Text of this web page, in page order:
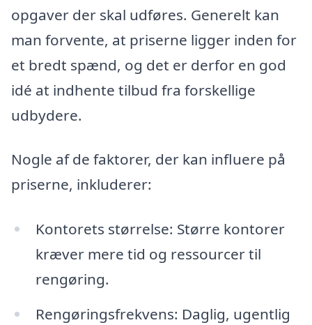
opgaver der skal udføres. Generelt kan
man forvente, at priserne ligger inden for
et bredt spænd, og det er derfor en god
idé at indhente tilbud fra forskellige
udbydere.
Nogle af de faktorer, der kan influere på
priserne, inkluderer:
Kontorets størrelse: Større kontorer
kræver mere tid og ressourcer til
rengøring.
Rengøringsfrekvens: Daglig, ugentlig